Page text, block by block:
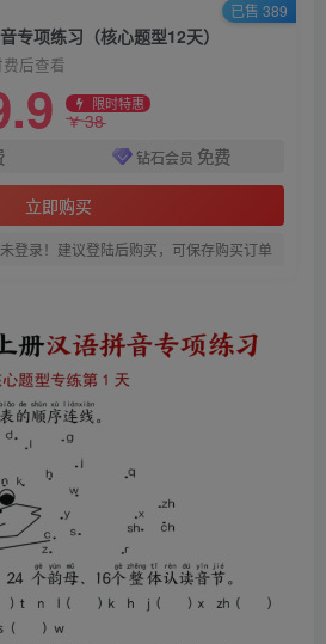
专项练习（核心题型12天）
后查看
限时特惠
￥38
钻石会员 免费
立即购买
登录！建议登陆后购买，可保存购买订单
已售 389